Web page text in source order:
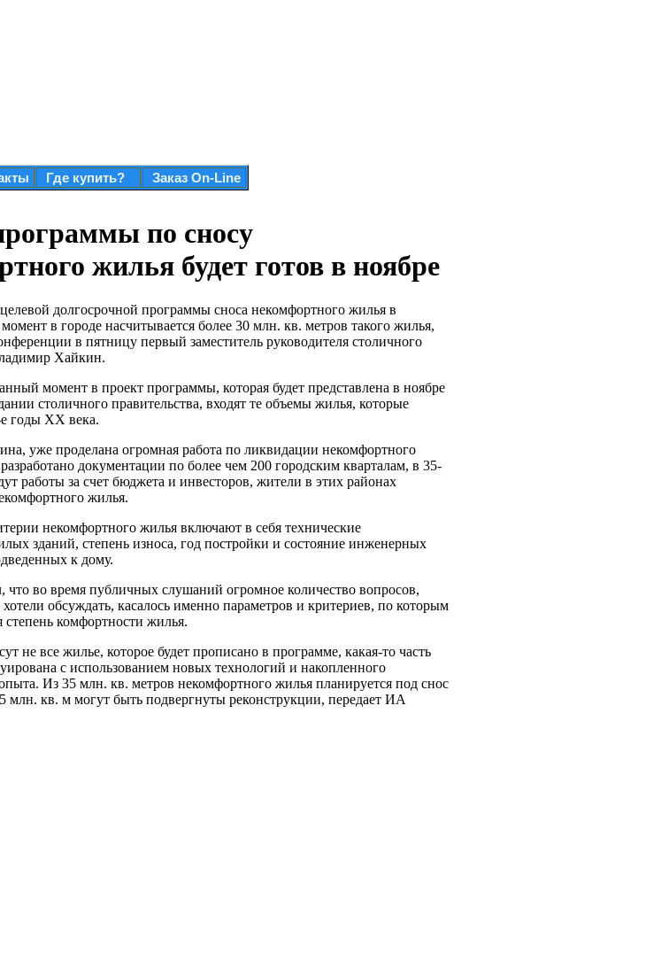
Где купить?
Заказ On-Line
по сносу
жилья будет готов в ноябре
долгосрочной программы сноса некомфортного жилья в
в городе насчитывается более 30 млн. кв. метров такого жилья,
в пятницу первый заместитель руководителя столичного
Хайкин.
момент в проект программы, которая будет представлена в ноябре
столичного правительства, входят те объемы жилья, которые
годы XX века.
уже проделана огромная работа по ликвидации некомфортного
документации по более чем 200 городским кварталам, в 35-
работы за счет бюджета и инвесторов, жители в этих районах
жилья.
некомфортного жилья включают в себя технические
зданий, степень износа, год постройки и состояние инженерных
к дому.
во время публичных слушаний огромное количество вопросов,
обсуждать, касалось именно параметров и критериев, по которым
степень комфортности жилья.
не все жилье, которое будет прописано в программе, какая-то часть
с использованием новых технологий и накопленного
Из 35 млн. кв. метров некомфортного жилья планируется под снос
млн. кв. м могут быть подвергнуты реконструкции, передает ИА